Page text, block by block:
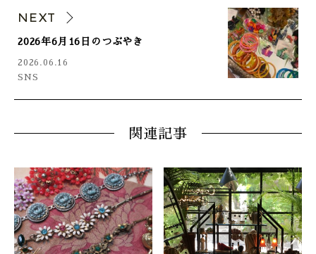
NEXT
2026年6月16日のつぶやき
2026.06.16
SNS
関連記事